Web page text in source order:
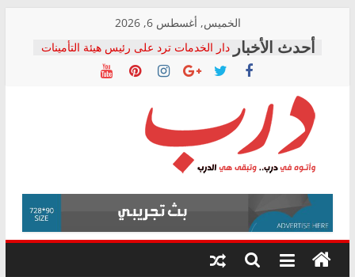
content
الخميس, أغسطس 6, 2026
دار الخدمات ترد على رئيس هيئة التأمينات
بعد مؤتمره الصحفي: إنكار الأزمة لا ينهي
معاناة أصحاب المعاشات.. ونطالب بكشف
فرحات سليمان يكتب: القطاع الصحي إلى
أين؟
حزب التحالف الشعبي يطلق لجنة “الحق
في الصحة” بالإسكندرية لرصد الانتهاكات
ودعم المرضى
الوزاري لمدينة الصحفيين.. وانتهاء أعمال
إنشاء المبنى الإداري
المجلس القومي لحقوق الإنسان يعلن
متابعة قضية الدكتور محمد زهران.. ويؤكد:
قرينة البراءة وضمانات المحاكمة العادلة
درب
وأتوه
درب..
وتبقى
هي